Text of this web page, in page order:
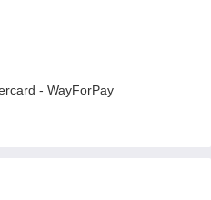
- WayForPay